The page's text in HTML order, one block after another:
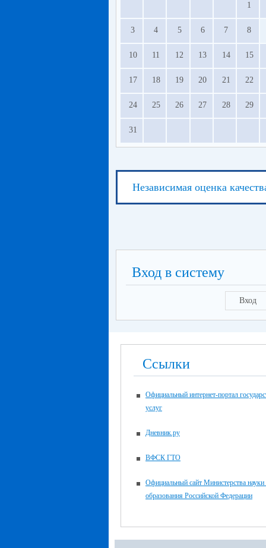
1
3 4 5 6 7 8
10 11 12 13 14 15
17 18 19 20 21 22
24 25 26 27 28 29
31
Независимая оценка
Вход в систему
Вход
Ссылки
Официальный интернет-портал
услуг
Дневник.ру
ВФСК ГТО
Официальный сайт Министерства
образования Российской Федерации